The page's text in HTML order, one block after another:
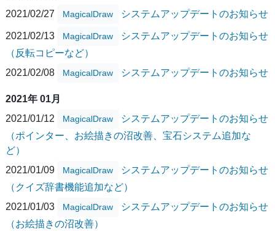
2021/02/27
MagicalDraw システムアップデートのお知らせ
2021/02/13 MagicalDraw
システムアップデートのお知らせ
（反転コピーなど）
2021/02/08
MagicalDraw システムアップデートのお知らせ
2021年 01月
2021/01/12
MagicalDraw
システムアップデートのお知らせ
（ポインター、お絵描きの沼改善、宝石システム追加な
ど）
2021/01/09
MagicalDraw
システムアップデートのお知らせ
（クイズ辞書機能追加など）
2021/01/03
MagicalDraw
システムアップデートのお知らせ
（お絵描きの沼改善）